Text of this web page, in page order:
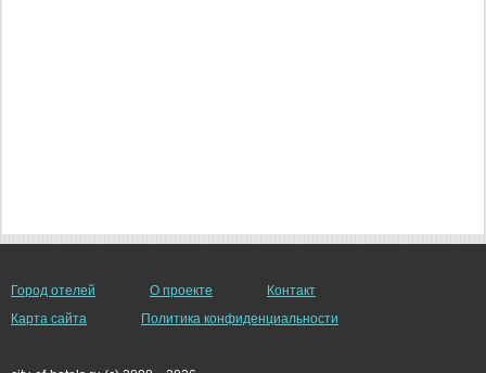
Город отелей О проекте
Контакт
Карта сайта
Политика конфиденциальности